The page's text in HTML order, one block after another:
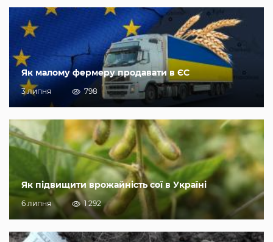
Як малому фермеру продавати в ЄС
3 липня 798
Як підвищити врожайність сої в Україні
6 липня 1 292